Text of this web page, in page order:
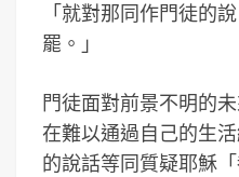
「就對那同作門徒的
罷。」
門徒面對前景不明的
在難以通過自己的生
的說話等同質疑耶穌